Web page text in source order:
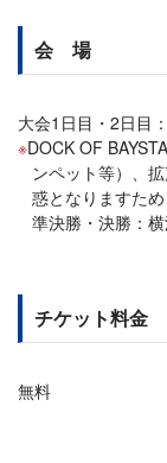
会 場
大会1日目・2日目
DOCK OF
ンペット等）、
惑となりますた
準決勝・決勝：
チケット料金
無料